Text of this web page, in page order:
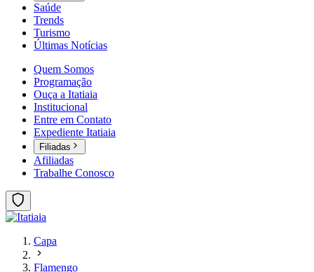
Saúde
Trends
Turismo
Últimas Notícias
Quem Somos
Programação
Ouça a Itatiaia
Institucional
Entre em Contato
Expediente Itatiaia
Filiadas
Afiliadas
Trabalhe Conosco
Capa
Flamengo